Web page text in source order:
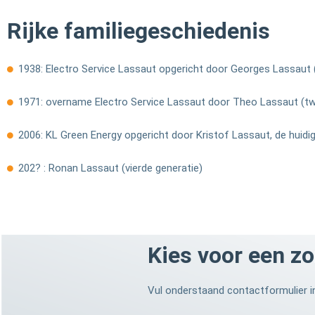
Rijke familiegeschiedenis
1938: Electro Service Lassaut opgericht door Georges Lassaut
1971: overname Electro Service Lassaut door Theo Lassaut
2006: KL Green Energy opgericht door Kristof Lassaut, de
202? : Ronan Lassaut (vierde generatie)
Kies voor een
Vul onderstaand contactformulier